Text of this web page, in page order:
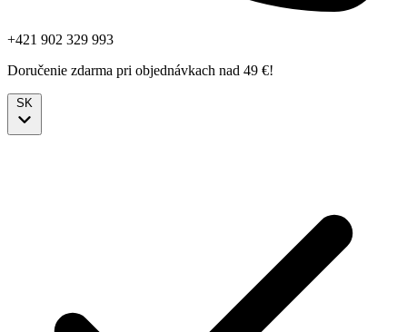
+421 902 329 993
Doručenie zdarma pri objednávkach nad 49 €!
SK